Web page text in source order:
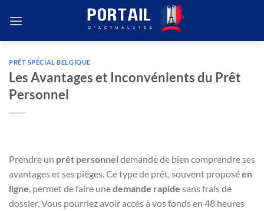
PRÊT SPÉCIAL BELGIQUE
Les Avantages et Inconvénients du Prêt
Personnel
Prendre un prêt personnel demande de bien comprendre ses
avantages et ses pièges. Ce type de prêt, souvent proposéen
ligne , permet de faire unedemande rapide sans frais de
dossier. Vous pourriez avoir accès à vos fonds en 48 heures